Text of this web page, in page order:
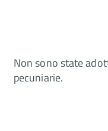
Non sono state
pecuniarie.